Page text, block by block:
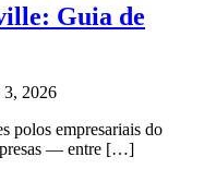
Guia de
3, 2026
polos empresariais do
— entre […]